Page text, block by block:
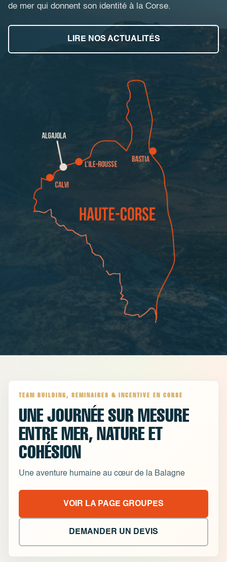
de mer qui donnent son identité à la Corse.
LIRE NOS ACTUALITÉS
TEAM BUILDING, SEMINAIRES & INCENTIVE EN CORSE
UNE JOURNÉE SUR MESURE
ENTRE MER, NATURE ET
COHÉSION
Une aventure humaine au cœur de la Balagne
VOIR LA PAGE GROUPES
DEMANDER UN DEVIS